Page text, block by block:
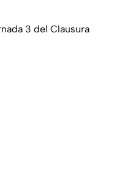
3 del Clausura